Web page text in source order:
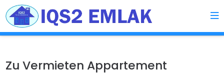
Zu Vermieten Appartement